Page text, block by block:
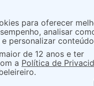
localização
e opções de
com a região.Não sei
Face
Corretivo
NIINA SECRETS
para oferecer
analisar
personalizar
de 12 anos e ter
a Política de